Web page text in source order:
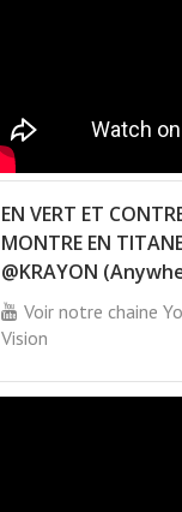
EN VERT ET
MONTRE EN
@KRAYON
Voir notre chaine
Vision